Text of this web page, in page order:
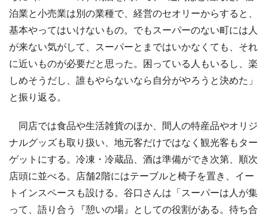
泊業と小売業は別の業種で、経営のセオリーからすると、
基本やってはいけないもの。でもスーパーのない町には人
が来ない気がして、スーパーとまではいかなくても、それ
に近いものが必要だと思った。困っている人もいるし、楽
しめそうだし、誰もやらないなら自分がやろうと決めた」
と振り返る。
同店では食品や生活雑貨のほか、間人の特産品やオリジ
ナルグッズも取り扱い、地元客だけではなく観光客もター
ゲットにする。冷凍・冷蔵品、酒は準備ができ次第、順次
店頭に並べる。店舗2階にはテーブルと椅子を置き、イー
トインスペースも設ける。谷口さんは「スーパーは人が集
って、語り合う『憩いの場』としての役割がある。待ち合